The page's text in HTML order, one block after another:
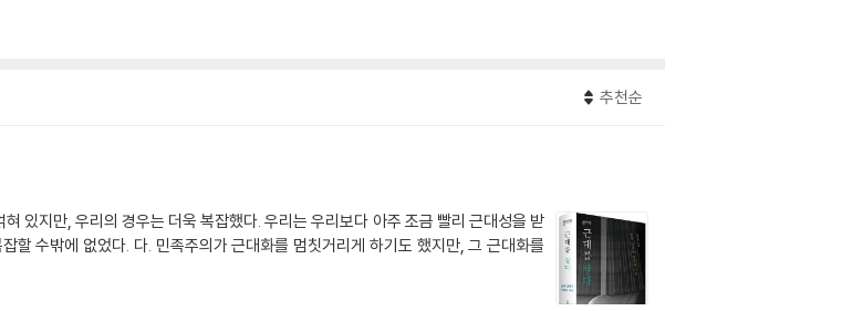
추천순
있지만, 우리의 경우는 더욱 복잡했다. 우리는 우리보다 아주 조금 빨리 근대성을 받
할 수밖에 없었다. 다. 민족주의가 근대화를 멈칫거리게 하기도 했지만, 그 근대화를